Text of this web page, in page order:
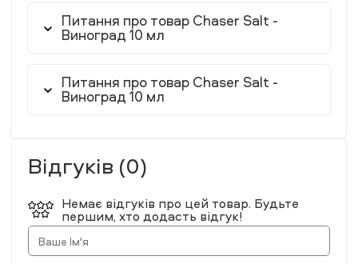
Питання про товар Chaser Salt -
Виноград 10 мл
Питання про товар Chaser Salt -
Виноград 10 мл
Відгуків (0)
Немає відгуків про цей товар. Будьте
першим, хто додасть відгук!